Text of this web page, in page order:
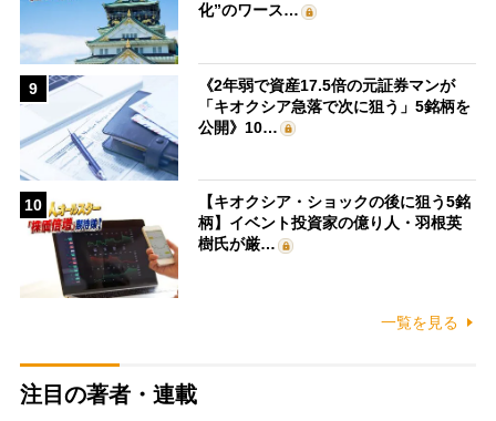
化”のワース…
9
《2年弱で資産17.5倍の元証券マンが
「キオクシア急落で次に狙う」5銘柄を
公開》10…
10
【キオクシア・ショックの後に狙う5銘
柄】イベント投資家の億り人・羽根英
樹氏が厳…
一覧を見る
注目の著者・連載